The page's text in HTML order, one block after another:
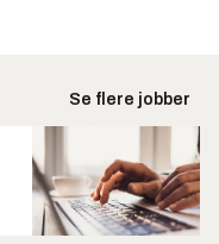
Se flere jobber